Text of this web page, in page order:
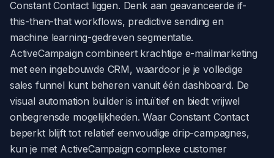
Constant Contact liggen. Denk aan geavanceerde if-
this-then-that workflows, predictive sending en
machine learning-gedreven segmentatie.
ActiveCampaign combineert krachtige e-mailmarketing
met een ingebouwde CRM, waardoor je je volledige
sales funnel kunt beheren vanuit één dashboard. De
visual automation builder is intuïtief en biedt vrijwel
onbegrensde mogelijkheden. Waar Constant Contact
beperkt blijft tot relatief eenvoudige drip-campagnes,
kun je met ActiveCampaign complexe customer